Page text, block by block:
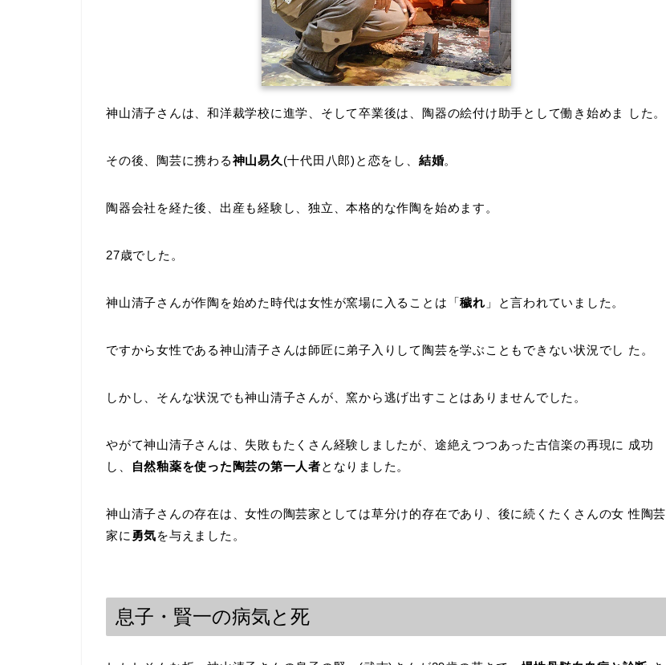
神山清子さんは、和洋裁学校に進学、そして卒業後は、陶器の絵付け助手として働き始めま した。
その後、陶芸に携わる神山易久 (十代田八郎)と恋をし、 結婚。
陶器会社を経た後、出産も経験し、独立、本格的な作陶を始めます。
27歳でした。
神山清子さんが作陶を始めた時代は女性が窯場に入ることは「穢れ」と言われていました。
ですから女性である神山清子さんは師匠に弟子入りして陶芸を学ぶこともできない状況でし た。
しかし、そんな状況でも神山清子さんが、窯から逃げ出すことはありませんでした。
やがて神山清子さんは、失敗もたくさん経験しましたが、途絶えつつあった古信楽の再現に 成功
し、
自然釉薬を使った陶芸の第一人者となりました。
神山清子さんの存在は、女性の陶芸家としては草分け的存在であり、後に続くたくさんの女 性陶芸
家に 勇気を与えました。
息子・賢一の病気と死